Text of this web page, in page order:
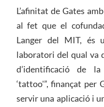
L’afinitat de Gates
al fet que el
Langer del MIT, és
laboratori del qual va
d’identificació de
‘tattoo'”, finançat per
servir una aplicació i